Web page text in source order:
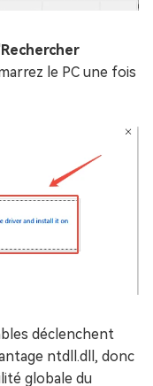
Rechercher
le PC une fois
déclenchent
ntdll.dll, donc
globale du